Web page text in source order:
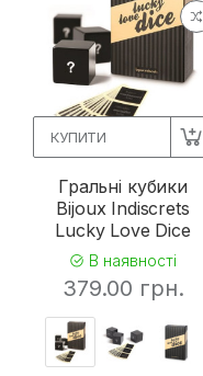
КУПИТИ
Гральні кубики
Bijoux Indiscrets
Lucky Love Dice
В наявності
379.00 грн.